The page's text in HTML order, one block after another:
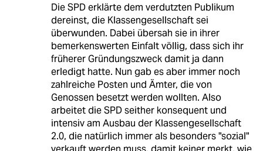
Die SPD erklärte dem verdutzten Publikum
dereinst, die Klassengesellschaft sei
überwunden. Dabei übersah sie in ihrer
bemerkenswerten Einfalt völlig, dass sich ihr
früherer Gründungszweck damit ja dann
erledigt hatte. Nun gab es aber immer noch
zahlreiche Posten und Ämter, die von
Genossen besetzt werden wollten. Also
arbeitet die SPD seither konsequent und
intensiv am Ausbau der Klassengesellschaft
2.0, die natürlich immer als besonders "sozial"